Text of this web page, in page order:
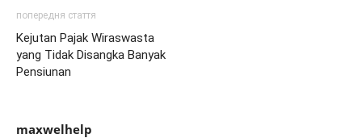
попередня стаття
Kejutan Pajak Wiraswasta
yang Tidak Disangka Banyak
Pensiunan
maxwelhelp